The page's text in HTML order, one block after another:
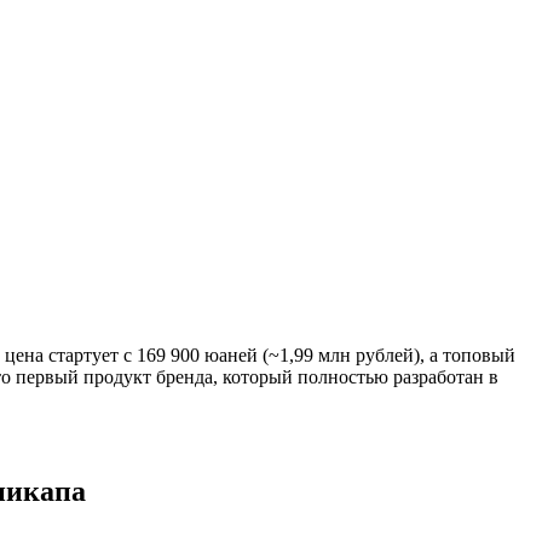
цена стартует с 169 900 юаней (~1,99 млн рублей), а топовый
продукт бренда, который полностью разработан в